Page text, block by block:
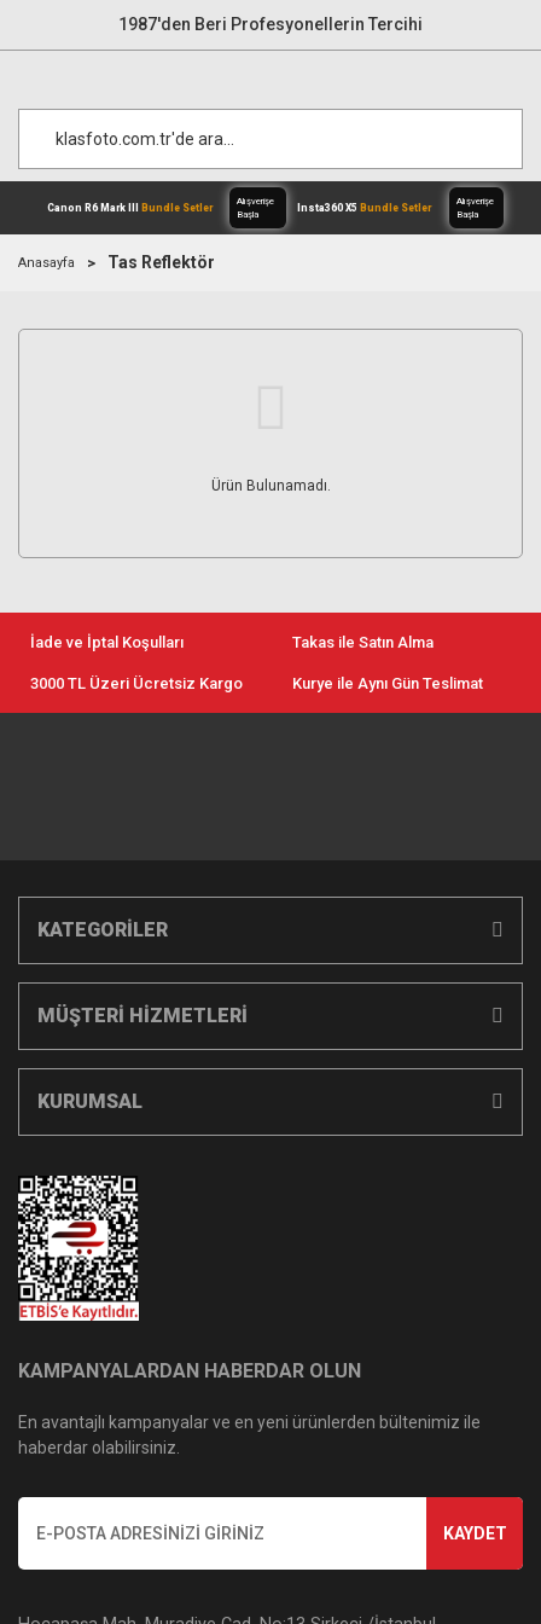
1987'den Beri Profesyonellerin Tercihi
Alışverişe
Anasayfa Tas Reflektör
Ürün Bulunamadı.
İade ve İptal Koşulları Takas ile Satın Alma
3000 TL Üzeri Ücretsiz Kargo Kurye ile Aynı Gün Teslimat
KATEGORİLER
MÜŞTERİ HİZMETLERİ
KURUMSAL
KAMPANYALARDAN HABERDAR OLUN
En avantajlı kampanyalar ve en yeni ürünlerden bültenimiz ile
haberdar olabilirsiniz.
KAYDET